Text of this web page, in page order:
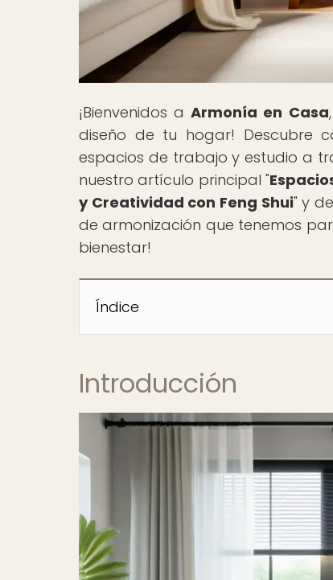
¡Bienvenidos aArmonía en Casa
diseño de tu hogar! Descubre
espacios de trabajo y estudio a
nuestro artículo principal "
y Creatividad con Feng Shui" y
de armonización que tenemos
bienestar!
Índice
Introducción